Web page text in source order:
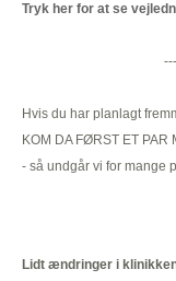
Tryk her for at se
Hvis du har planlagt
KOM DA FØRST ET PAR
- så undgår vi for mange
Lidt ændringer i